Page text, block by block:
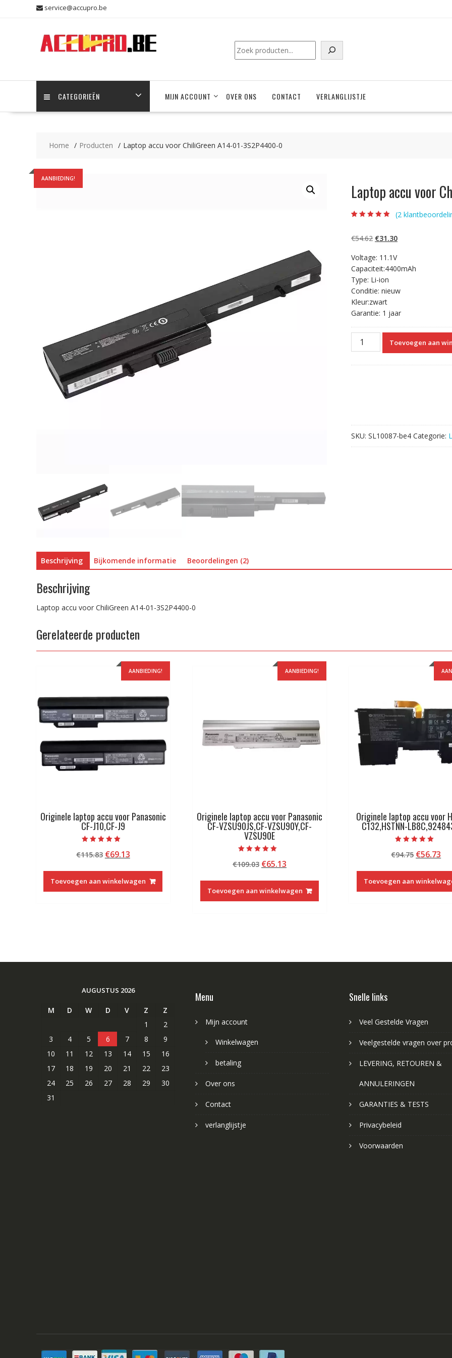
service@accupro.be
Zoeken
CATEGORIEËN MIJN ACCOUNT OVER ONS CONTACT VERLANGLIJSTJE
Home Producten Laptop accu voor ChiliGreen A14-01-3S2P4400-0
AANBIEDING!
Laptop accu voor
gebaseerd op
klantbeoordelin
(2
€54.62 Oorspronkelijke
was:
€54.62.
€31.30Huidige
€31.30.
Voltage: 11.1V
Capaciteit:4400mAh
Type: Li-ion
Conditie: nieuw
Kleur:zwart
Garantie: 1 jaar
Laptop
accu
aantal
Toevoegen aan
SKU: SL10087-be4 Categorie:
Beschrijving Bijkomende informatie Beoordelingen (2)
Beschrijving
Laptop accu voor ChiliGreen A14-01-3S2P4400-0
Gerelateerde producten
AANBIEDING!
Originele laptop accu voor Panasonic
CF-J10,CF-J9
5.00
van 5
€115.83 Oorspronkelijke
was:
€115.83.
€69.13Huidige
€69.13.
Toevoegen aan winkelwagen
AANBIEDING!
Originele laptop accu voor Panasonic
CF-VZSU90JS,CF-VZSU90Y,CF-
VZSU90E
5.00
van 5
€109.03 Oorspronkelijke
was:
€109.03.
€65.13Huidige
€65.13.
Toevoegen aan winkelwagen
Originele laptop accu voor
C132,HSTNN-
5.00
van 5
€94.75
was:
€94.75.
€56.73
Toevoegen aan
AUGUSTUS 2026
M D W D V Z
Z
1
2
3
4 5 6 7 8
9
10
11 12 13 14 15
16
17
18 19 20 21 22
23
24
25 26 27 28 29
30
31
Menu
Mijn account
Winkelwagen
betaling
Over ons
Contact
verlanglijstje
Snelle links
Veel Gestelde Vragen
Veelgestelde vragen over
LEVERING, RETOUREN &
ANNULERINGEN
GARANTIES & TESTS
Privacybeleid
Voorwaarden